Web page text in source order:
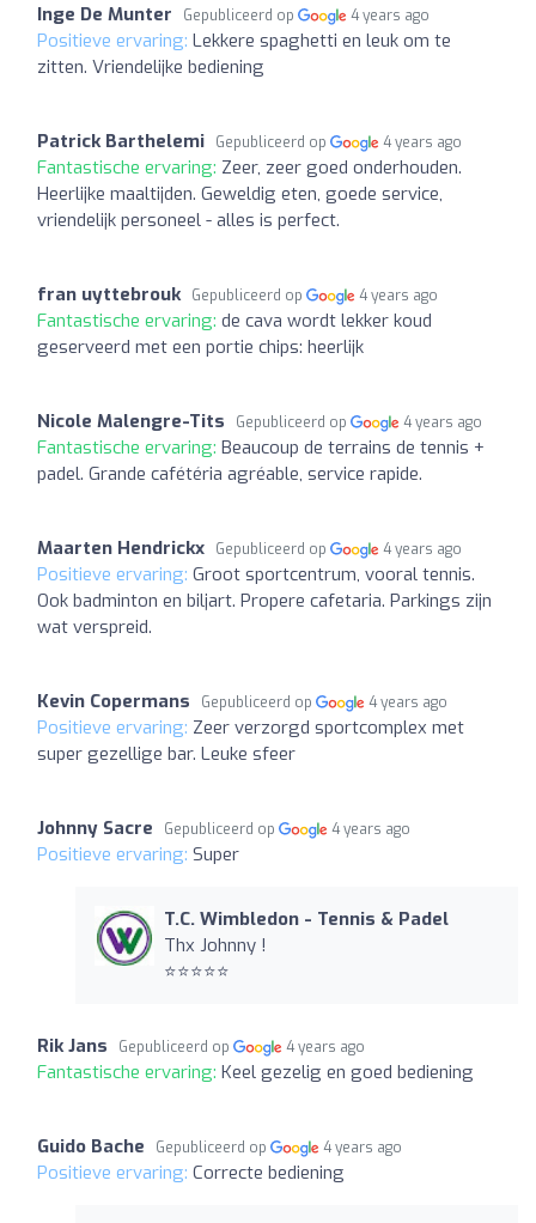
Inge De Munter Gepubliceerd op 4 years ago
Positieve ervaring: Lekkere spaghetti en leuk om te
zitten. Vriendelijke bediening
Patrick Barthelemi Gepubliceerd op 4 years ago
Fantastische ervaring: Zeer, zeer goed onderhouden.
Heerlijke maaltijden. Geweldig eten, goede service,
vriendelijk personeel - alles is perfect.
fran uyttebrouk Gepubliceerd op 4 years ago
Fantastische ervaring: de cava wordt lekker koud
geserveerd met een portie chips: heerlijk
Nicole Malengre-Tits Gepubliceerd op 4 years ago
Fantastische ervaring: Beaucoup de terrains de tennis +
padel. Grande cafétéria agréable, service rapide.
Maarten Hendrickx Gepubliceerd op 4 years ago
Positieve ervaring: Groot sportcentrum, vooral tennis.
Ook badminton en biljart. Propere cafetaria. Parkings zijn
wat verspreid.
Kevin Copermans Gepubliceerd op 4 years ago
Positieve ervaring: Zeer verzorgd sportcomplex met
super gezellige bar. Leuke sfeer
Johnny Sacre Gepubliceerd op 4 years ago
Positieve ervaring: Super
T.C. Wimbledon - Tennis & Padel
Thx Johnny !
⭐️⭐️⭐️⭐️⭐️
Rik Jans Gepubliceerd op 4 years ago
Fantastische ervaring: Keel gezelig en goed bediening
Guido Bache Gepubliceerd op 4 years ago
Positieve ervaring: Correcte bediening